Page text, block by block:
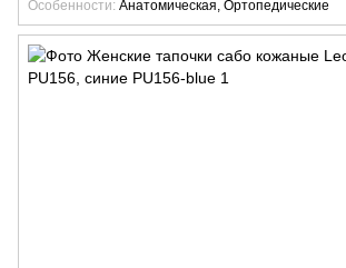
Особенности Анатомическая, Ортопедические